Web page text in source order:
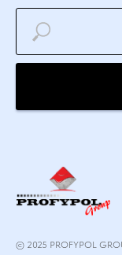
© 2025 PROFYPOL